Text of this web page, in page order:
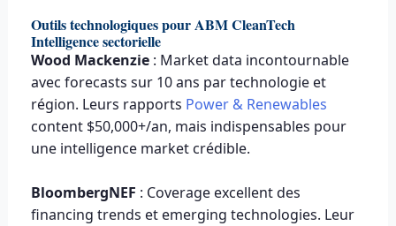
Outils technologiques pour ABM CleanTech
Intelligence sectorielle
Wood Mackenzie: Market data incontournable
avec forecasts sur 10 ans par technologie et
région. Leurs rapports Power & Renewables
content $50,000+/an, mais indispensables pour
une intelligence market crédible.
BloombergNEF : Coverage excellent des
financing trends et emerging technologies. Leur